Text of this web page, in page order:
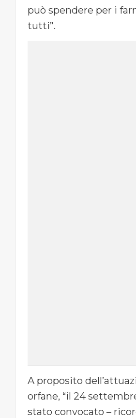
può spendere per i
tutti”.
A proposito
orfane, “il 24
stato convocato –